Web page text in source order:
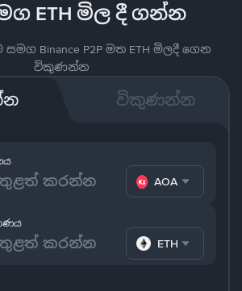
ETH මිල දී ගන්න
Binance P2P මත ETH මිලදී ගෙන
විකුණන්න
විකුණන්න
AOA
ETH